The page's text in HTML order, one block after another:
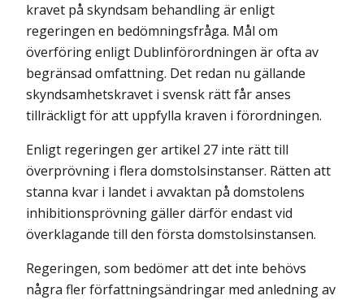
kravet på skyndsam behandling är enligt
regeringen en bedömningsfråga. Mål om
överföring enligt Dublinförordningen är ofta av
begränsad omfattning. Det redan nu gällande
skyndsamhetskravet i svensk rätt får anses
tillräckligt för att uppfylla kraven i förordningen.
Enligt regeringen ger artikel 27 inte rätt till
överprövning i flera domstolsinstanser. Rätten att
stanna kvar i landet i avvaktan på domstolens
inhibitionsprövning gäller därför endast vid
överklagande till den första domstolsinstansen.
Regeringen, som bedömer att det inte behövs
några fler författningsändringar med anledning av